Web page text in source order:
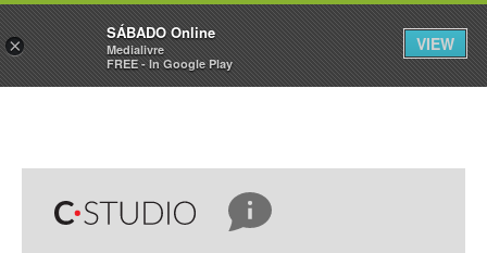
Sábado Assine Iniciar Sessão
×
SÁBADO Online
Medialivre
FREE - In Google Play
VIEW